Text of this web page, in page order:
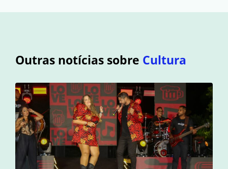
Outras notícias sobre Cultura